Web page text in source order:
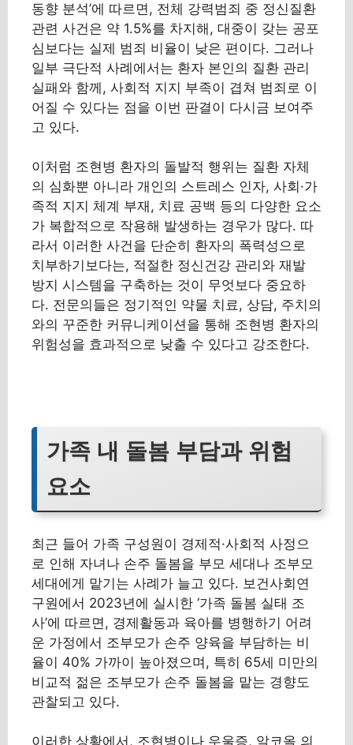
동향 분석’에 따르면, 전체 강력범죄 중 정신질환
관련 사건은 약 1.5%를 차지해, 대중이 갖는 공포
심보다는 실제 범죄 비율이 낮은 편이다. 그러나
일부 극단적 사례에서는 환자 본인의 질환 관리
실패와 함께, 사회적 지지 부족이 겹쳐 범죄로 이
어질 수 있다는 점을 이번 판결이 다시금 보여주
고 있다.
이처럼 조현병 환자의 돌발적 행위는 질환 자체
의 심화뿐 아니라 개인의 스트레스 인자, 사회·가
족적 지지 체계 부재, 치료 공백 등의 다양한 요소
가 복합적으로 작용해 발생하는 경우가 많다. 따
라서 이러한 사건을 단순히 환자의 폭력성으로
치부하기보다는, 적절한 정신건강 관리와 재발
방지 시스템을 구축하는 것이 무엇보다 중요하
다. 전문의들은 정기적인 약물 치료, 상담, 주치의
와의 꾸준한 커뮤니케이션을 통해 조현병 환자의
위험성을 효과적으로 낮출 수 있다고 강조한다.
가족 내 돌봄 부담과 위험
요소
최근 들어 가족 구성원이 경제적·사회적 사정으
로 인해 자녀나 손주 돌봄을 부모 세대나 조부모
세대에게 맡기는 사례가 늘고 있다. 보건사회연
구원에서 2023년에 실시한 ‘가족 돌봄 실태 조
사’에 따르면, 경제활동과 육아를 병행하기 어려
운 가정에서 조부모가 손주 양육을 부담하는 비
율이 40% 가까이 높아졌으며, 특히 65세 미만의
비교적 젊은 조부모가 손주 돌봄을 맡는 경향도
관찰되고 있다.
이러한 상황에서, 조현병이나 우울증, 알코올 의